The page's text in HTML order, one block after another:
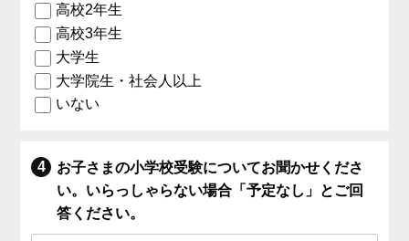
高校2年生
高校3年生
大学生
大学院生・社会人以上
いない
お子さまの小学校受験についてお聞かせくださ
い。いらっしゃらない場合「予定なし」とご回
答ください。